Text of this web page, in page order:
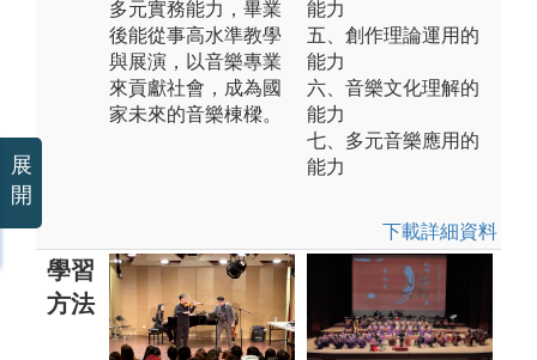
多元實務能力，畢業
後能從事高水準教學
與展演，以音樂專業
來貢獻社會，成為國
家未來的音樂棟樑。
能力
五、創作理論運用的
能力
六、音樂文化理解的
能力
七、多元音樂應用的
能力
下載詳細資料
學習
方法
展
開